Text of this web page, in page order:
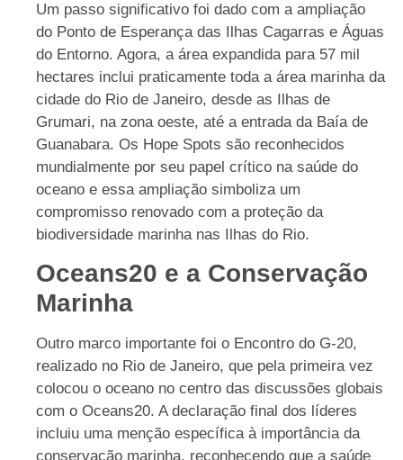
Um passo significativo foi dado com a ampliação
do Ponto de Esperança das Ilhas Cagarras e Águas
do Entorno. Agora, a área expandida para 57 mil
hectares inclui praticamente toda a área marinha da
cidade do Rio de Janeiro, desde as Ilhas de
Grumari, na zona oeste, até a entrada da Baía de
Guanabara. Os Hope Spots são reconhecidos
mundialmente por seu papel crítico na saúde do
oceano e essa ampliação simboliza um
compromisso renovado com a proteção da
biodiversidade marinha nas Ilhas do Rio.
Oceans20 e a Conservação
Marinha
Outro marco importante foi o Encontro do G-20,
realizado no Rio de Janeiro, que pela primeira vez
colocou o oceano no centro das discussões globais
com o Oceans20. A declaração final dos líderes
incluiu uma menção específica à importância da
conservação marinha, reconhecendo que a saúde